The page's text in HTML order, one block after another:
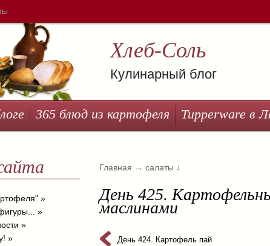
Хлеб-Соль
Кулинарный блог
365 блюд из картофеля Tupperware в
Главная →салаты ↓
День 425.
маслинами
День 424. Картофель пай
»
»
»
»